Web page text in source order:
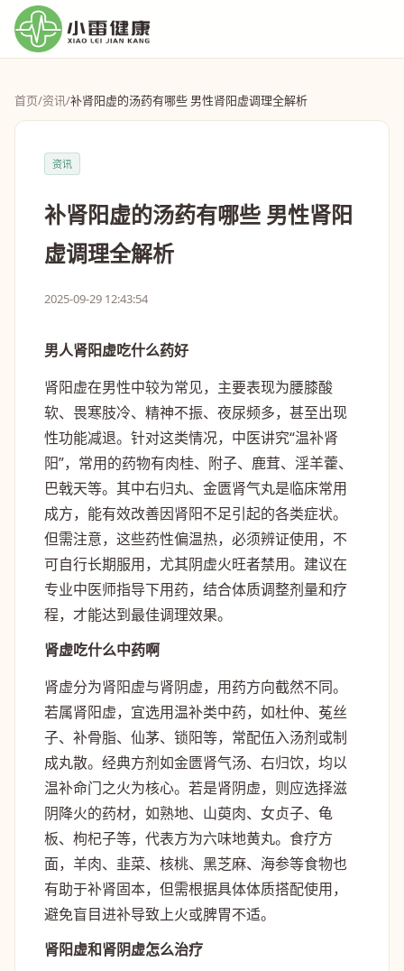
首页/资讯/补肾阳虚的汤药有哪些 男性肾阳虚调理全解析
资讯
补肾阳虚的汤药有哪些 男性肾阳
虚调理全解析
2025-09-29 12:43:54
男人肾阳虚吃什么药好
肾阳虚在男性中较为常见，主要表现为腰膝酸
软、畏寒肢冷、精神不振、夜尿频多，甚至出现
性功能减退。针对这类情况，中医讲究“温补肾
阳”，常用的药物有肉桂、附子、鹿茸、淫羊藿、
巴戟天等。其中右归丸、金匮肾气丸是临床常用
成方，能有效改善因肾阳不足引起的各类症状。
但需注意，这些药性偏温热，必须辨证使用，不
可自行长期服用，尤其阴虚火旺者禁用。建议在
专业中医师指导下用药，结合体质调整剂量和疗
程，才能达到最佳调理效果。
肾虚吃什么中药啊
肾虚分为肾阳虚与肾阴虚，用药方向截然不同。
若属肾阳虚，宜选用温补类中药，如杜仲、菟丝
子、补骨脂、仙茅、锁阳等，常配伍入汤剂或制
成丸散。经典方剂如金匮肾气汤、右归饮，均以
温补命门之火为核心。若是肾阴虚，则应选择滋
阴降火的药材，如熟地、山萸肉、女贞子、龟
板、枸杞子等，代表方为六味地黄丸。食疗方
面，羊肉、韭菜、核桃、黑芝麻、海参等食物也
有助于补肾固本，但需根据具体体质搭配使用，
避免盲目进补导致上火或脾胃不适。
肾阳虚和肾阴虚怎么治疗